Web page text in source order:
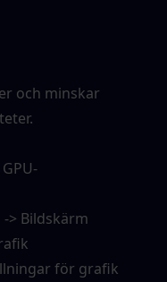
och minskar
> Bildskärm
för grafik